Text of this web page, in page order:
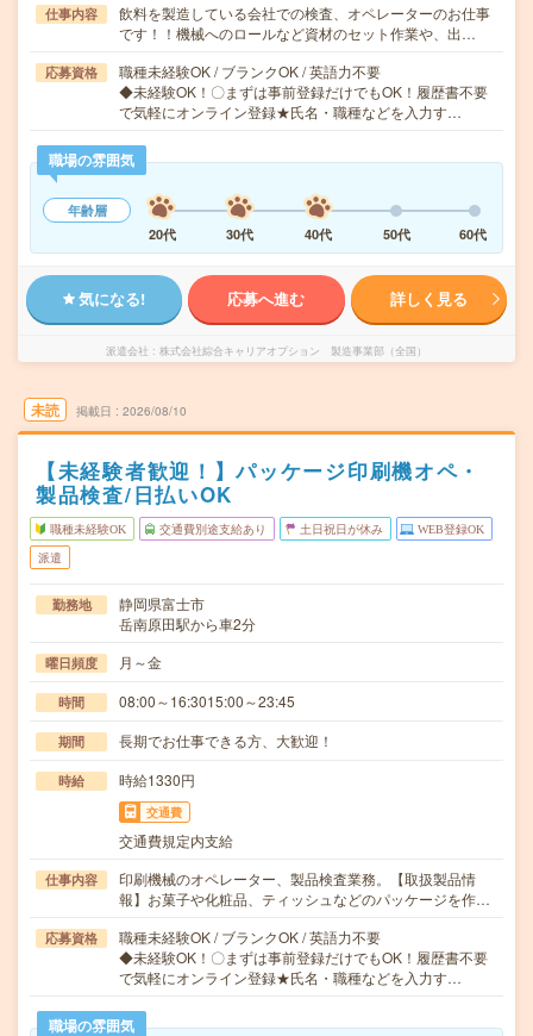
仕事内容
飲料を製造している会社での検査、オペレーターのお仕事
です！！機械へのロールなど資材のセット作業や、出…
応募資格
職種未経験OK / ブランクOK / 英語力不要
◆未経験OK！〇まずは事前登録だけでもOK！履歴書不要
で気軽にオンライン登録★氏名・職種などを入力す…
職場の雰囲気
年齢層
20代
30代 40代 50代 60代
気になる! 応募へ進む 詳しく見る
派遣会社 株式会社綜合キャリアオプション 製造事業部（全国）
未読 掲載日 2026/08/10
【未経験者歓迎！】パッケージ印刷機オペ・
製品検査/日払いOK
職種未経験OK 交通費別途支給あり 土日祝日が休み WEB登録OK
派遣
勤務地
静岡県富士市
岳南原田駅から車2分
曜日頻度 月～金
時間 08:00～16:3015:00～23:45
期間 長期でお仕事できる方、大歓迎！
時給 時給1330円
交通費
交通費規定内支給
仕事内容
印刷機械のオペレーター、製品検査業務。【取扱製品情
報】お菓子や化粧品、ティッシュなどのパッケージを作…
応募資格
職種未経験OK / ブランクOK / 英語力不要
◆未経験OK！〇まずは事前登録だけでもOK！履歴書不要
で気軽にオンライン登録★氏名・職種などを入力す…
職場の雰囲気